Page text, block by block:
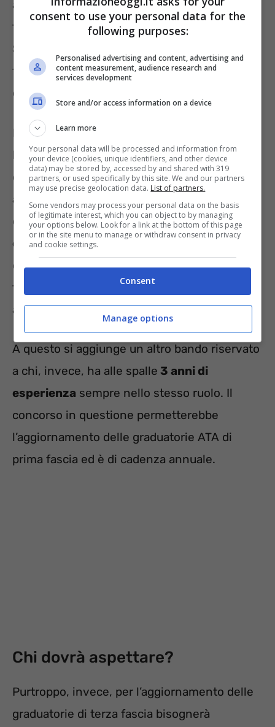
aggiornamento delle graduatorie di prima
fascia per l’anno scolastico 2021/2022.
Stesso discorso è valso anche per un’altra
tipologia di graduatoria, ovvero quelle di
circolo e di istituto per il triennio 2021/2023.
Dopo ciò, ci saranno ulteriori occasioni per
lavorare come collaboratore scolastico con
dei nuovi concorsi che andranno ad
aggiornare gli elenchi. Più nello specifico, uno
dei concorsi è rivolto a chi ha24 mesi di
esperienzanel suddetto ruolo e dovrebbe
essere pronto per questa primavera. Oltre a
tale criterio, i candidati saranno assunti
anche in base ai titoli.
A questo si aggiunge un altro bando riservato
a chi, invece, ha alle spalle 3 anni di
esperienza sempre nello stesso ruolo. Il
concorso in questione permetterebbe
l’aggiornamento delle graduatorie ATA di
prima fascia ed è di cadenza annuale.
Chi dovrà aspettare?
Purtroppo, invece, per l’aggiornamento delle
graduatorie di terza fascia bisognerà
consent to use your personal data for the
following purposes:
Personalised advertising and content, advertising and
content measurement, audience research and
services development
Store and/or access information on a device
Learn more
Your personal data will be processed and information from
your device (cookies, unique identifiers, and other device
data) may be stored by, accessed by and shared with 319
partners, or used specifically by this site. We and our partners
may use precise geolocation data. List of partners.
Some vendors may process your personal data on the basis
of legitimate interest, which you can object to by managing
your options below. Look for a link at the bottom of this page
or in the site menu to manage or withdraw consent in privacy
and cookie settings.
Consent
Manage options